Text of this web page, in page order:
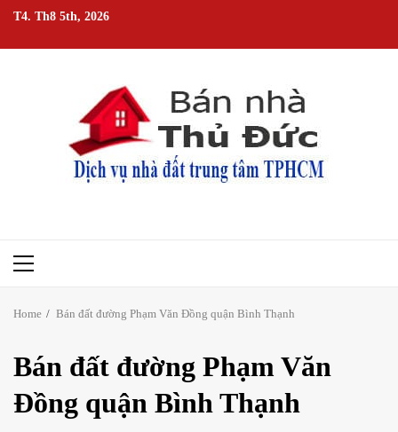
Skip
content
T4. Th8 5th, 2026
Primary
Home Bán đất đường Phạm Văn Đồng quận Bình Thạnh
Bán đất đường Phạm Văn
Đồng quận Bình Thạnh